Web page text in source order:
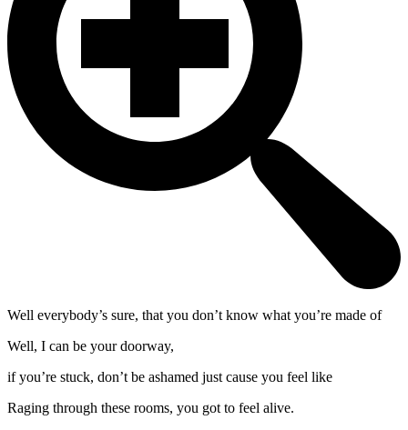
Well everybody’s sure, that you don’t know what you’re made of
Well, I can be your doorway,
if you’re stuck, don’t be ashamed just cause you feel like
Raging through these rooms, you got to feel alive.